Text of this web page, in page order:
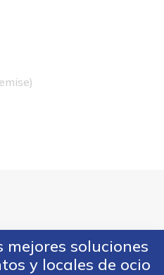
mejores soluciones
y locales de ocio